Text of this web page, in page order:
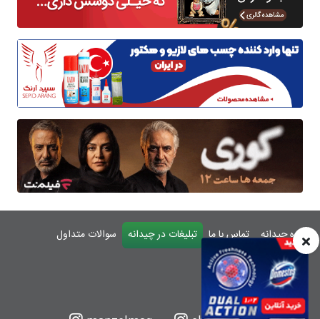
درباره چیدانه تماس با ما تبلیغات در چیدانه
سوالات متداول
ورود